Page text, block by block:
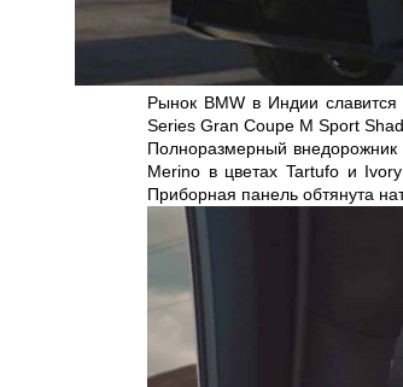
Рынок BMW в Индии
Series Gran Coupe M Sport
Полноразмерный внедорожник
Merino в цветах Tartufo и
Приборная панель обтянута